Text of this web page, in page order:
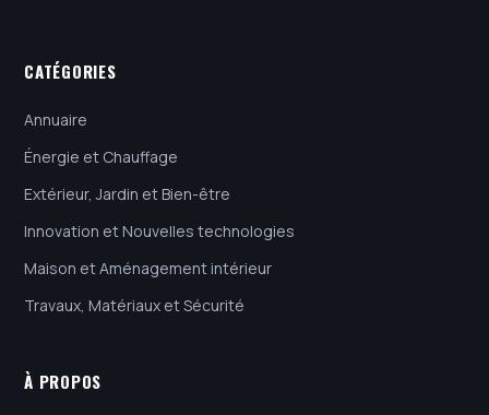
CATÉGORIES
Annuaire
Énergie et Chauffage
Extérieur, Jardin et Bien-être
Innovation et Nouvelles technologies
Maison et Aménagement intérieur
Travaux, Matériaux et Sécurité
À PROPOS